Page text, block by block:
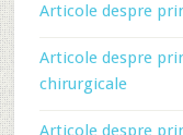
Articole despre
Articole despre
chirurgicale
Articole despre